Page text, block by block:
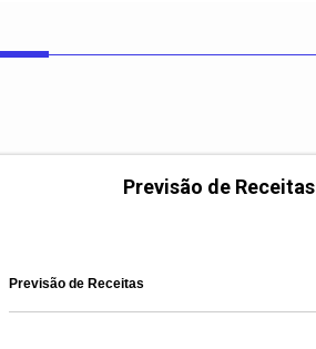
Previsão de Receitas
Previsão de Receitas